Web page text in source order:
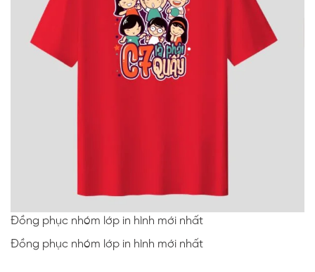
Đồng phục nhóm lớp in hình mới nhất
Đồng phục nhóm lớp in hình mới nhất